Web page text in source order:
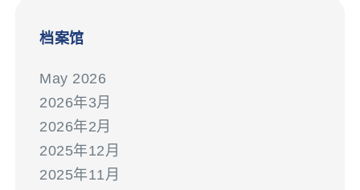
档案馆
May 2026
2026年3月
2026年2月
2025年12月
2025年11月